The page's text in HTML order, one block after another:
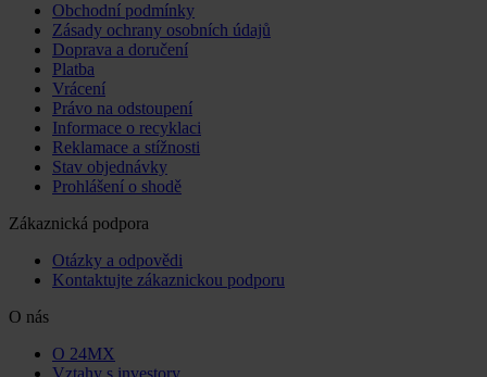
Obchodní podmínky
Zásady ochrany osobních údajů
Doprava a doručení
Platba
Vrácení
Právo na odstoupení
Informace o recyklaci
Reklamace a stížnosti
Stav objednávky
Prohlášení o shodě
Zákaznická podpora
Otázky a odpovědi
Kontaktujte zákaznickou podporu
O nás
O 24MX